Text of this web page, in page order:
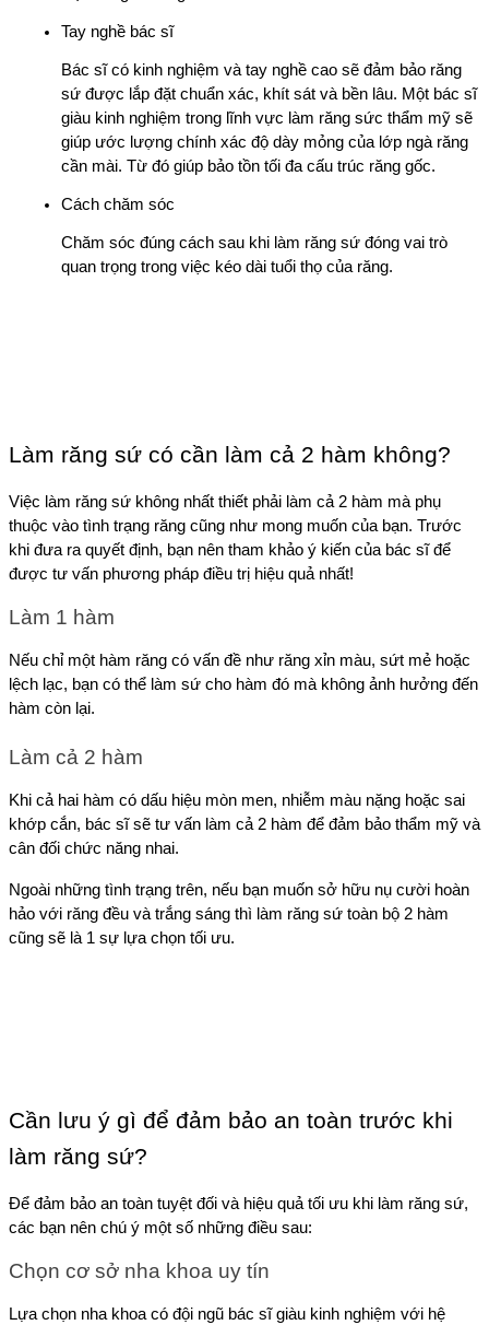
Tay nghề bác sĩ
Bác sĩ có kinh nghiệm và tay nghề cao sẽ đảm bảo răng
sứ được lắp đặt chuẩn xác, khít sát và bền lâu. Một bác sĩ
giàu kinh nghiệm trong lĩnh vực làm răng sức thẩm mỹ sẽ
giúp ước lượng chính xác độ dày mỏng của lớp ngà răng
cần mài. Từ đó giúp bảo tồn tối đa cấu trúc răng gốc.
Cách chăm sóc
Chăm sóc đúng cách sau khi làm răng sứ đóng vai trò
quan trọng trong việc kéo dài tuổi thọ của răng.
Làm răng sứ có cần làm cả 2 hàm không?
Việc làm răng sứ không nhất thiết phải làm cả 2 hàm mà phụ
thuộc vào tình trạng răng cũng như mong muốn của bạn. Trước
khi đưa ra quyết định, bạn nên tham khảo ý kiến của bác sĩ để
được tư vấn phương pháp điều trị hiệu quả nhất!
Làm 1 hàm
Nếu chỉ một hàm răng có vấn đề như răng xỉn màu, sứt mẻ hoặc
lệch lạc, bạn có thể làm sứ cho hàm đó mà không ảnh hưởng đến
hàm còn lại.
Làm cả 2 hàm
Khi cả hai hàm có dấu hiệu mòn men, nhiễm màu nặng hoặc sai
khớp cắn, bác sĩ sẽ tư vấn làm cả 2 hàm để đảm bảo thẩm mỹ và
cân đối chức năng nhai.
Ngoài những tình trạng trên, nếu bạn muốn sở hữu nụ cười hoàn
hảo với răng đều và trắng sáng thì làm răng sứ toàn bộ 2 hàm
cũng sẽ là 1 sự lựa chọn tối ưu.
Cần lưu ý gì để đảm bảo an toàn trước khi
làm răng sứ?
Để đảm bảo an toàn tuyệt đối và hiệu quả tối ưu khi làm răng sứ,
các bạn nên chú ý một số những điều sau:
Chọn cơ sở nha khoa uy tín
Lựa chọn nha khoa có đội ngũ bác sĩ giàu kinh nghiệm với hệ